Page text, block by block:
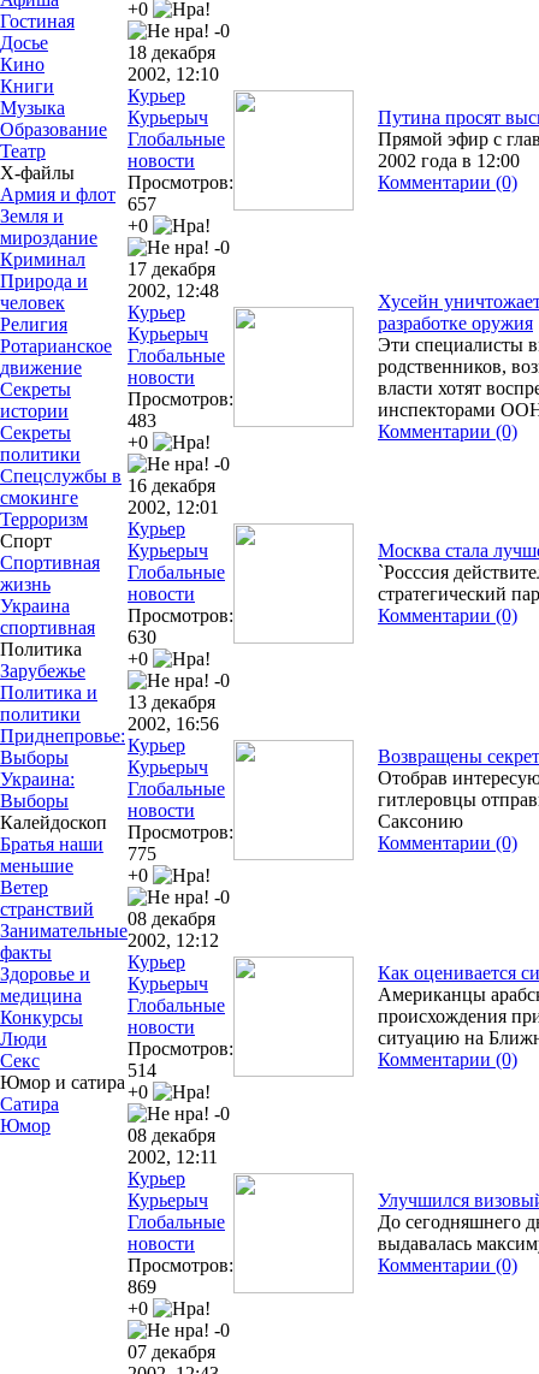
Гостиная
Досье
Кино
Книги
Музыка
Образование
Театр
Х-файлы
Армия и флот
Земля и
мироздание
Криминал
Природа и
человек
Религия
Ротарианское
движение
Секреты
истории
Секреты
политики
Спецслужбы в
смокинге
Терроризм
Спорт
Спортивная
жизнь
Украина
спортивная
Политика
Зарубежье
Политика и
политики
Приднепровье:
Выборы
Украина:
Выборы
Калейдоскоп
Братья наши
меньшие
Ветер
странствий
Занимательные
факты
Здоровье и
медицина
Конкурсы
Люди
Секс
Юмор и сатира
Сатира
Юмор
+0
-0
18 декабря
2002, 12:10
Курьер
Курьерыч
Глобальные
новости
Просмотров:
657
+0
-0
Путина просят
Прямой эфир с
2002 года в 12:00
Комментарии (0)
17 декабря
2002, 12:48
Курьер
Курьерыч
Глобальные
новости
Просмотров:
483
+0
-0
Хусейн
разработке оружия
Эти специалисты
родственников,
власти хотят
инспекторами
Комментарии (0)
16 декабря
2002, 12:01
Курьер
Курьерыч
Глобальные
новости
Просмотров:
630
+0
-0
Москва стала
`Росссия
стратегический
Комментарии (0)
13 декабря
2002, 16:56
Курьер
Курьерыч
Глобальные
новости
Просмотров:
775
+0
-0
Возвращены
Отобрав
гитлеровцы
Саксонию
Комментарии (0)
08 декабря
2002, 12:12
Курьер
Курьерыч
Глобальные
новости
Просмотров:
514
+0
-0
Как оценивается
Американцы
происхождения
ситуацию на
Комментарии (0)
08 декабря
2002, 12:11
Курьер
Курьерыч
Глобальные
новости
Просмотров:
869
+0
-0
Улучшился
До сегодняшнего
выдавалась
Комментарии (0)
07 декабря